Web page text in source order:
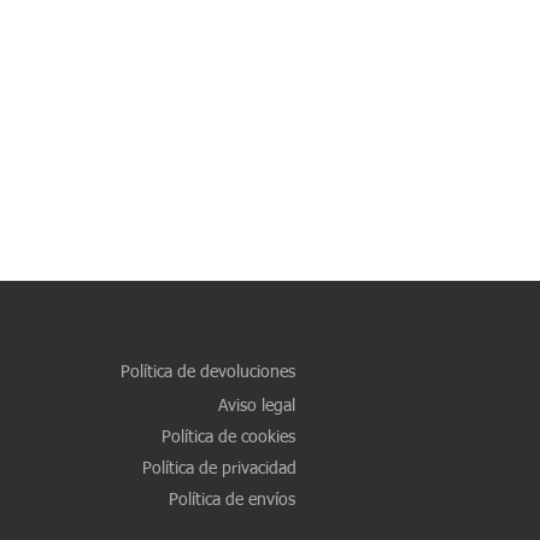
Política de devoluciones
Aviso legal
Política de cookies
Política de privacidad
Política de envíos